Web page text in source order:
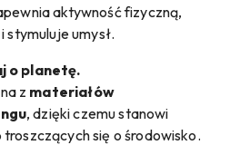
aktywność fizyczną,
stymuluje umysł.
o planetę.
z materiałów
, dzięki czemu stanowi
się o środowisko.